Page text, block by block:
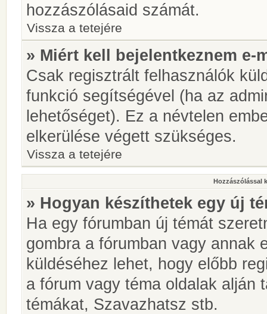
hozzászólásaid számát.
Vissza a tetejére
» Miért kell bejelentkeznem e-
Csak regisztrált felhasználók
funkció segítségével (ha az
lehetőséget). Ez a névtelen
elkerülése végett szükséges.
Vissza a tetejére
Hozzászólással
» Hogyan készíthetek egy új
Ha egy fórumban új témát
gombra a fórumban vagy annak
küldéséhez lehet, hogy előbb
a fórum vagy téma oldalak alján
témákat, Szavazhatsz stb.